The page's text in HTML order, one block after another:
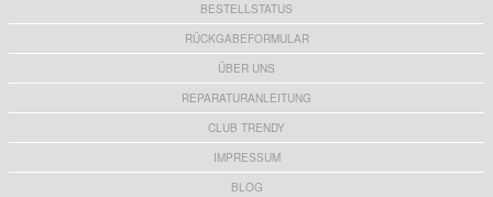
BESTELLSTATUS
RÜCKGABEFORMULAR
ÜBER UNS
REPARATURANLEITUNG
CLUB TRENDY
IMPRESSUM
BLOG